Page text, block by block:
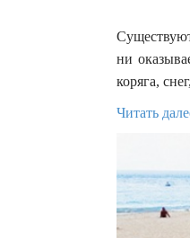
ни
коряга,
Читать